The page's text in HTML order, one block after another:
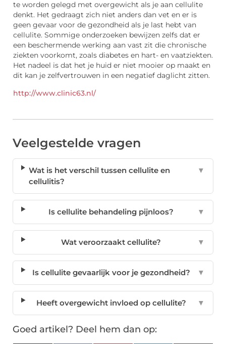
te worden gelegd met overgewicht als je aan cellulite
denkt. Het gedraagt zich niet anders dan vet en er is
geen gevaar voor de gezondheid als je last hebt van
cellulite. Sommige onderzoeken bewijzen zelfs dat er
een beschermende werking aan vast zit die chronische
ziekten voorkomt, zoals diabetes en hart- en vaatziekten.
Het nadeel is dat het je huid er niet mooier op maakt en
dit kan je zelfvertrouwen in een negatief daglicht zitten.
http://www.clinic63.nl/
Veelgestelde vragen
Wat is het verschil tussen cellulite en
cellulitis?
▼
Is cellulite behandeling pijnloos? ▼
Wat veroorzaakt cellulite? ▼
Is cellulite gevaarlijk voor je gezondheid? ▼
Heeft overgewicht invloed op cellulite? ▼
Goed artikel? Deel hem dan op: